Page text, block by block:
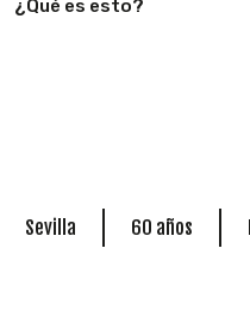
¿Qué es esto?
Sevilla 60 años